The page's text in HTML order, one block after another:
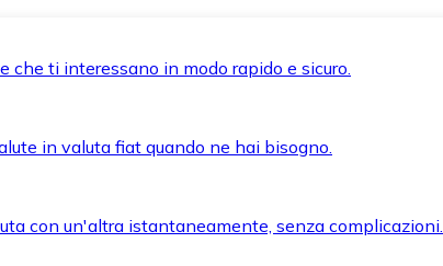
che ti interessano in modo rapido e sicuro.
in valuta fiat quando ne hai bisogno.
con un'altra istantaneamente, senza complicazioni.